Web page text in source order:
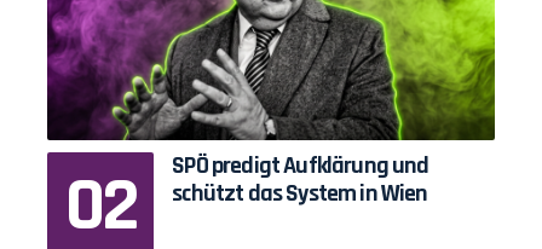
SPÖ predigt Aufklärung und
schützt das System in Wien